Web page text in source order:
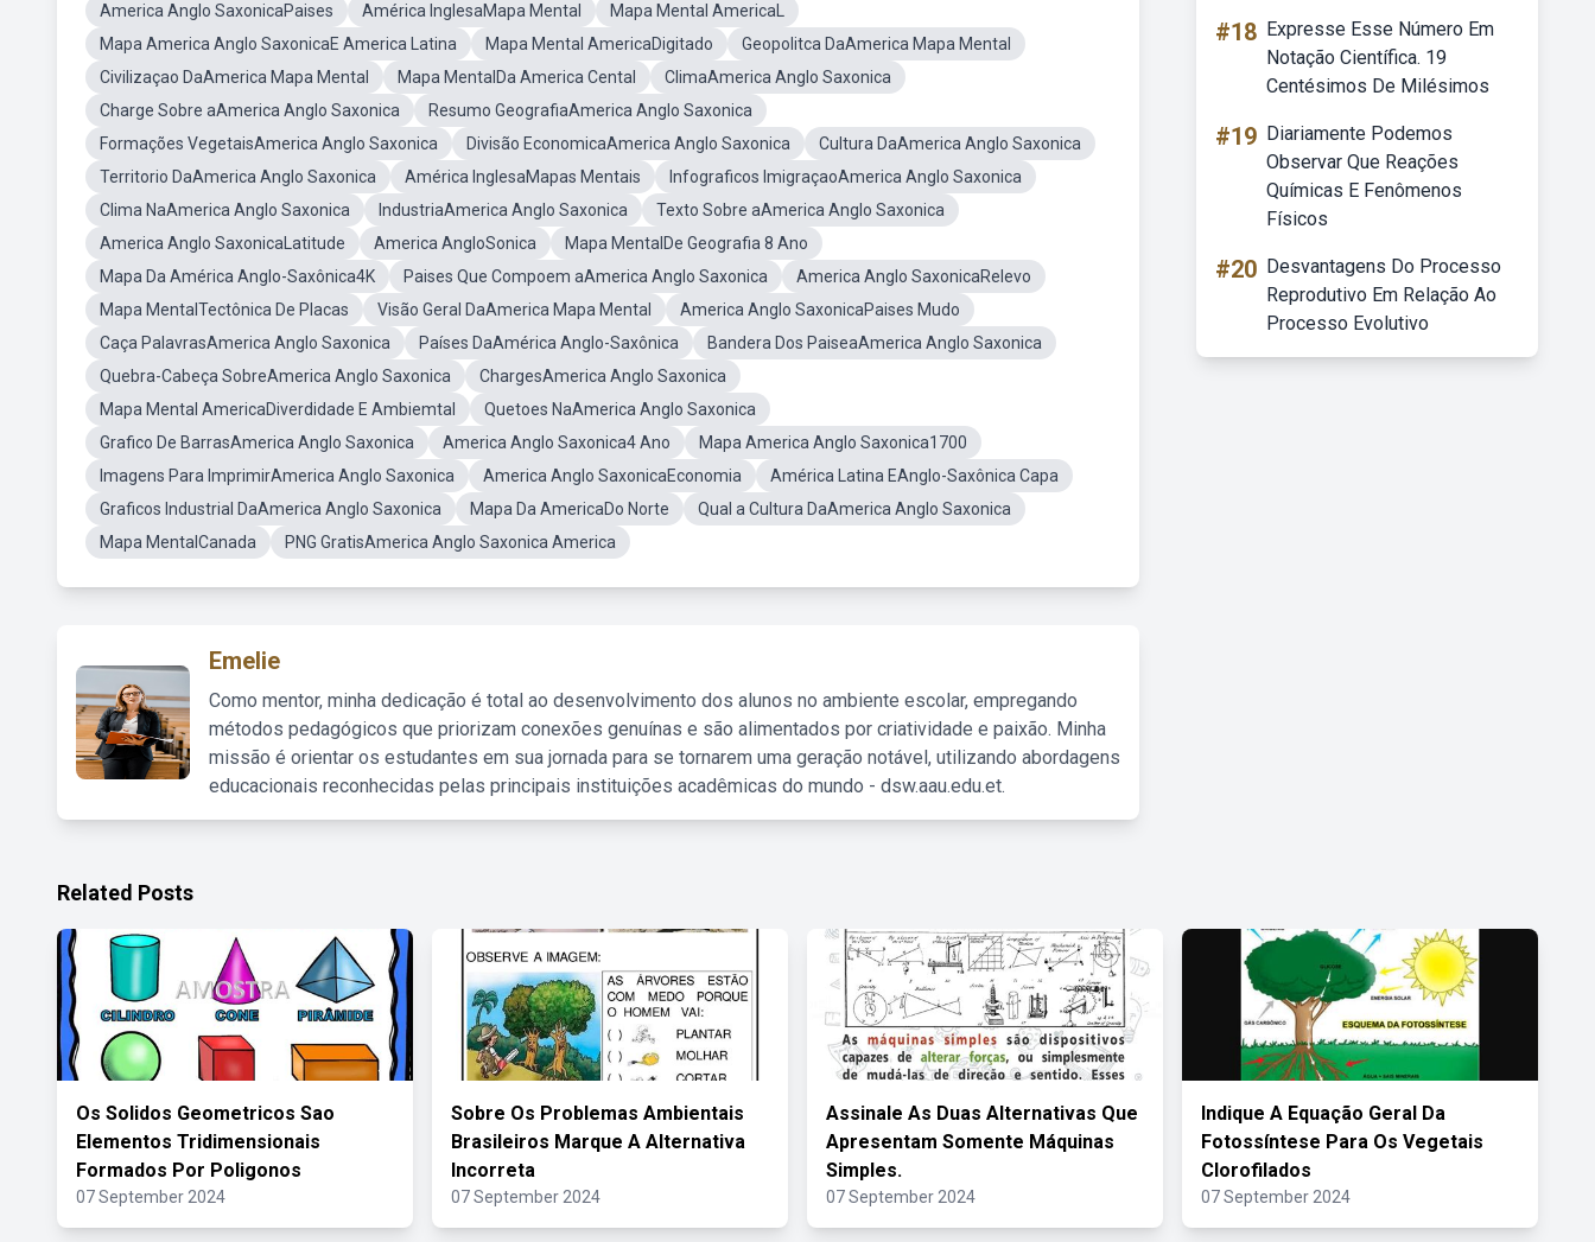
America Anglo SaxonicaPaises
América InglesaMapa Mental
Mapa Mental AmericaL
Mapa America Anglo SaxonicaE America Latina
Mapa Mental AmericaDigitado
Geopolitca DaAmerica Mapa Mental
Civilizaçao DaAmerica Mapa Mental
Mapa MentalDa America Cental
ClimaAmerica Anglo Saxonica
Charge Sobre aAmerica Anglo Saxonica
Resumo GeografiaAmerica Anglo Saxonica
Formações VegetaisAmerica Anglo Saxonica
Divisão EconomicaAmerica Anglo Saxonica
Cultura DaAmerica Anglo Saxonica
Territorio DaAmerica Anglo Saxonica
América InglesaMapas Mentais
Infograficos ImigraçaoAmerica Anglo Saxonica
Clima NaAmerica Anglo Saxonica
IndustriaAmerica Anglo Saxonica
Texto Sobre aAmerica Anglo Saxonica
America Anglo SaxonicaLatitude
America AngloSonica
Mapa MentalDe Geografia 8 Ano
Mapa Da América Anglo-Saxônica4K
Paises Que Compoem aAmerica Anglo Saxonica
America Anglo SaxonicaRelevo
Mapa MentalTectônica De Placas
Visão Geral DaAmerica Mapa Mental
America Anglo SaxonicaPaises Mudo
Caça PalavrasAmerica Anglo Saxonica
Países DaAmérica Anglo-Saxônica
Bandera Dos PaiseaAmerica Anglo Saxonica
Quebra-Cabeça SobreAmerica Anglo Saxonica
ChargesAmerica Anglo Saxonica
Mapa Mental AmericaDiverdidade E Ambiemtal
Quetoes NaAmerica Anglo Saxonica
Grafico De BarrasAmerica Anglo Saxonica
America Anglo Saxonica4 Ano
Mapa America Anglo Saxonica1700
Imagens Para ImprimirAmerica Anglo Saxonica
America Anglo SaxonicaEconomia
América Latina EAnglo-Saxônica Capa
Graficos Industrial DaAmerica Anglo Saxonica
Mapa Da AmericaDo Norte
Qual a Cultura DaAmerica Anglo Saxonica
Mapa MentalCanada
PNG GratisAmerica Anglo Saxonica America
Emelie
Como mentor, minha dedicação é total ao desenvolvimento dos alunos no ambiente escolar, empregando
métodos pedagógicos que priorizam conexões genuínas e são alimentados por criatividade e paixão. Minha
missão é orientar os estudantes em sua jornada para se tornarem uma geração notável, utilizando abordagens
educacionais reconhecidas pelas principais instituições acadêmicas do mundo - dsw.aau.edu.et.
#18 Expresse Esse Número Em
Notação Científica. 19
Centésimos De Milésimos
#19 Diariamente Podemos
Observar Que Reações
Químicas E Fenômenos
Físicos
#20 Desvantagens Do Processo
Reprodutivo Em Relação Ao
Processo Evolutivo
Related Posts
Os Solidos Geometricos Sao
Elementos Tridimensionais
Formados Por Poligonos
07 September 2024
Sobre Os Problemas Ambientais
Brasileiros Marque A Alternativa
Incorreta
07 September 2024
Assinale As Duas Alternativas Que
Apresentam Somente Máquinas
Simples.
07 September 2024
Indique A Equação Geral Da
Fotossíntese Para Os Vegetais
Clorofilados
07 September 2024